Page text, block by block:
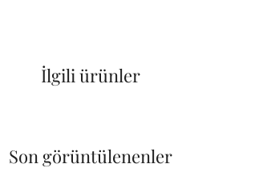
İlgili ürünler
Son görüntülenenler